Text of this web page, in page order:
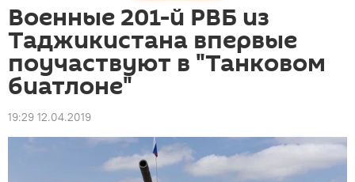
Военные 201-й РВБ из
Таджикистана впервые
поучаствуют в "Танковом
биатлоне"
19:29 12.04.2019